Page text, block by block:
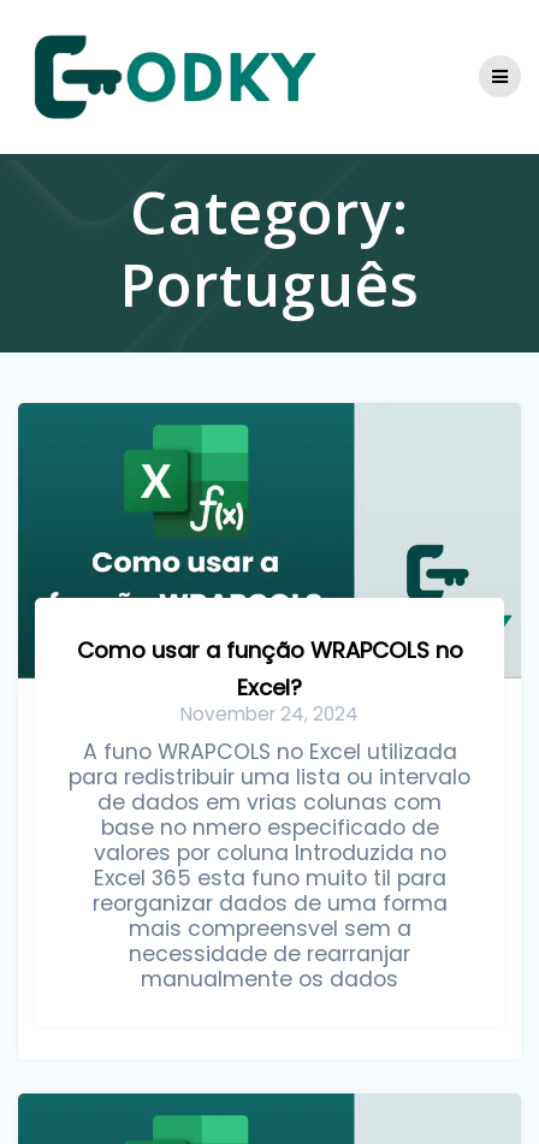
content
Category:
Português
Como usar a função WRAPCOLS no
Excel?
November 24, 2024
A funo WRAPCOLS no Excel utilizada
para redistribuir uma lista ou intervalo
de dados em vrias colunas com
base no nmero especificado de
valores por coluna Introduzida no
Excel 365 esta funo muito til para
reorganizar dados de uma forma
mais compreensvel sem a
necessidade de rearranjar
manualmente os dados